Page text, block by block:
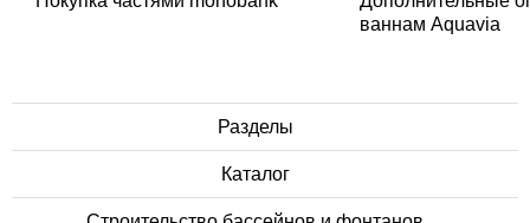
ваннам Aquavia
Разделы
Каталог